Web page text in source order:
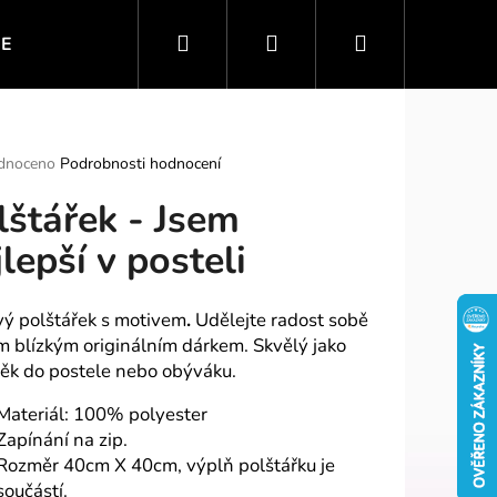
VTIPNÉ MOTIVY SPORT A ZÁBAVA
Hledat PřihlášeníNákupní
Podrobnosti hodnocení
- Jsem
v posteli
polštářek s motivem. Udělejte radost sobě
blízkým originálním dárkem. Skvělý jako
do postele nebo obýváku.
100% polyester
na zip.
40cm X 40cm, výplň polštářku je